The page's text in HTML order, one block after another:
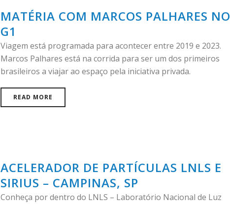
MATÉRIA COM MARCOS PALHARES NO
G1
Viagem está programada para acontecer entre 2019 e 2023.
Marcos Palhares está na corrida para ser um dos primeiros
brasileiros a viajar ao espaço pela iniciativa privada.
READ MORE
ACELERADOR DE PARTÍCULAS LNLS E
SIRIUS – CAMPINAS, SP
Conheça por dentro do LNLS – Laboratório Nacional de Luz